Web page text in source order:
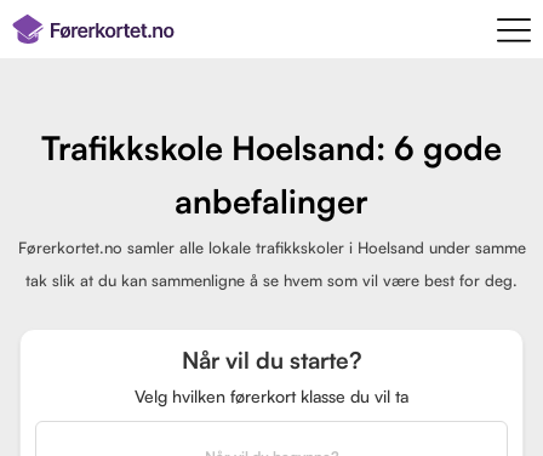
Trafikkskole Hoelsand: 6 gode
anbefalinger
Førerkortet.no samler alle lokale trafikkskoler i Hoelsand under samme
tak slik at du kan sammenligne å se hvem som vil være best for deg.
Når vil du starte?
Velg hvilken førerkort klasse du vil ta